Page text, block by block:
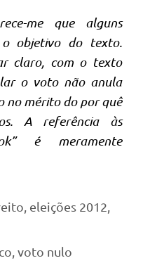
me que alguns
objetivo do texto.
claro, com o texto
o voto não anula
no mérito do por quê
A referência às
é meramente
eleições 2012
voto nulo